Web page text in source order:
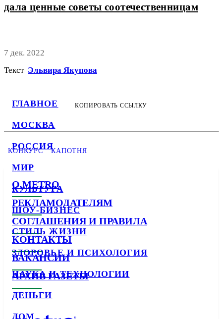
ГЛАВНОЕ
МОСКВА
РОССИЯ
МИР
КУЛЬТУРА
ШОУ-БИЗНЕС
СТИЛЬ ЖИЗНИ
ЗДОРОВЬЕ И ПСИХОЛОГИЯ
НАУКА И ТЕХНОЛОГИИ
ДЕНЬГИ
ДОМ
дала ценные советы соотечественницам
7 дек. 2022
Текст Эльвира Якупова
КОПИРОВАТЬ ССЫЛКУ
КОНКУРС КАПОТНЯ
О METRO
РЕКЛАМОДАТЕЛЯМ
СОГЛАШЕНИЯ И ПРАВИЛА
КОНТАКТЫ
ВАКАНСИИ
АРХИВ ГАЗЕТЫ